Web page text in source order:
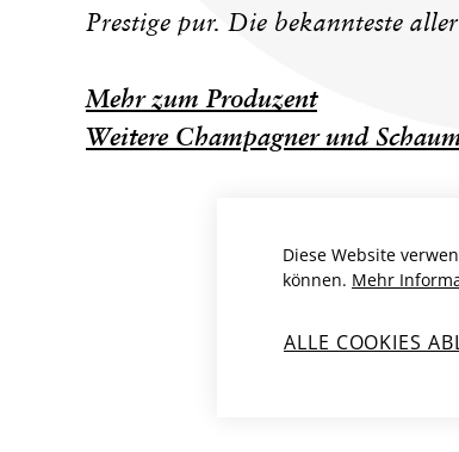
Prestige pur. Die bekannteste
Mehr zum Produzent
Weitere Champagner und
Diese Website
können. Mehr
ALLE COOKIES